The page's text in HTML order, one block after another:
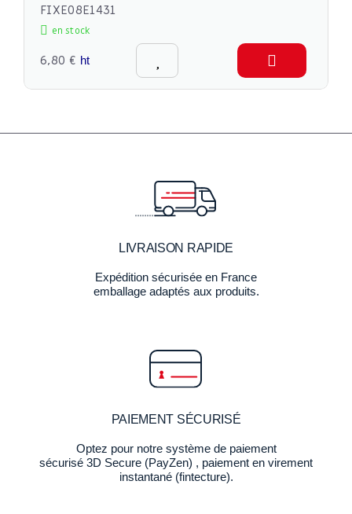
FIXE08E1431
en stock
6,80 € ht
LIVRAISON RAPIDE
Expédition sécurisée en France
emballage adaptés aux produits.
PAIEMENT SÉCURISÉ
Optez pour notre système de paiement
sécurisé 3D Secure (PayZen) , paiement en virement
instantané (fintecture).